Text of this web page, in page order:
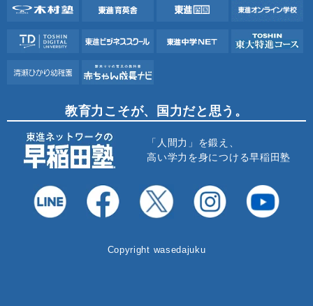
教育力こそが、国力だと思う。
「人間力」を鍛え、
高い学力を身につける早稲田塾
Copyright wasedajuku